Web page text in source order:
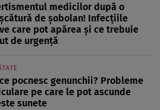
medicilor după o
de șobolan! Infecțiile
care pot apărea și ce trebuie
de urgență
pocnesc genunchii? Probleme
pe care le pot ascunde
sunete